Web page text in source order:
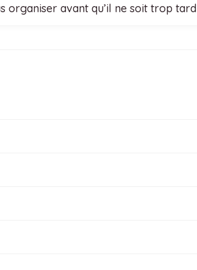
organiser avant qu’il ne soit trop tard